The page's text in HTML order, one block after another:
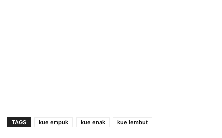
TAGS kue empuk kue enak kue lembut